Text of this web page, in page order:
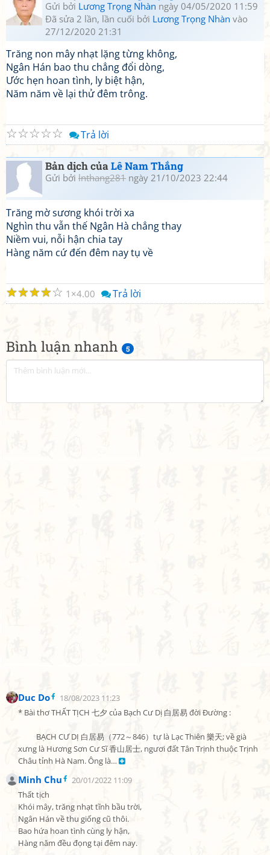
Bình luận nhanh 5
Duc Do
18/08/2023 11:23
* Bài thơ THẤT TỊCH 七夕 của Bạch Cư Dị 白居易 đời Đường :
xưng là Hương Sơn Cư Sĩ 香山居士, ngươi đất Tân Trịnh thuộc Trịnh
Châu tỉnh Hà Nam. Ông là…
Minh Chu
20/01/2022 11:09
Thất tịch
Khói mây, trăng nhạt tĩnh bầu trời,
Ngân Hán về thu giống cũ thôi.
Bao hứa hoan tình cùng ly hận,
Hàng năm đều đọng tại đêm nay.
Gửi bởi Lương Trọng Nhàn ngày 04/05/2020 11:59
Đã sửa 2 lần, lần cuối bởi Lương Trọng Nhàn vào
27/12/2020 21:31
Trăng non mây nhạt lặng từng không,
Ngân Hán bao thu chẳng đổi dòng,
Ước hẹn hoan tình, ly biệt hận,
Năm năm về lại thử đêm trông.
☆
☆
☆
☆
☆ Trả lời
Bản dịch củaLê Nam Thắng
Gửi bởi lnthang281 ngày 21/10/2023 22:44
Trăng mờ sương khói trời xa
Nghìn thu vẫn thế Ngân Hà chẳng thay
Niềm vui, nỗi hận chia tay
Hàng năm cứ đến đêm nay tụ về
☆
☆
☆
☆
☆ 1 4.00 Trả lời